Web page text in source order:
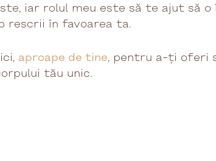
iar rolul meu este să te ajut să o
rescrii în favoarea ta.
aproape de tine, pentru a-ți oferi
tău unic.